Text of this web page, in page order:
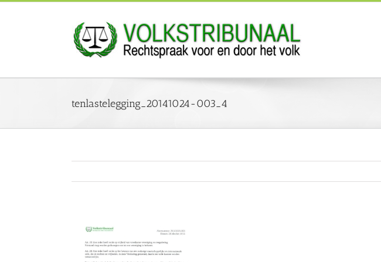
Ga
tenlastelegging_20141024-003_4